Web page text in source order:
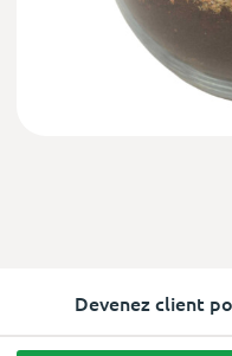
Devenez client